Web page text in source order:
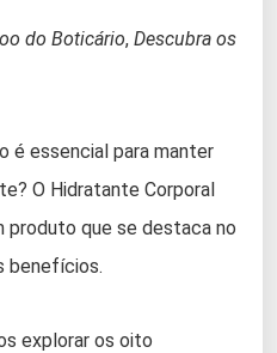
do Boticário, Descubra os
é essencial para manter
O Hidratante Corporal
produto que se destaca no
benefícios.
explorar os oito